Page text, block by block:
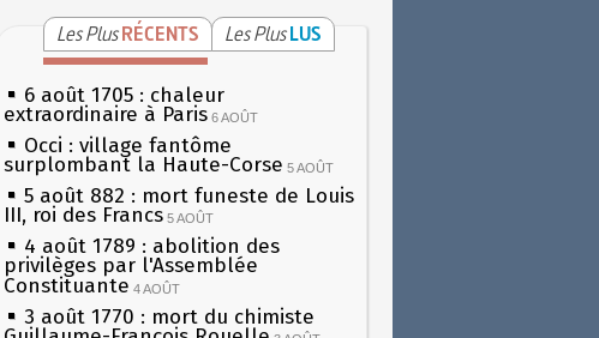
Les Plus RÉCENTS Les Plus LUS
6 août 1705 : chaleur
extraordinaire à Paris 6 AOÛT
Occi : village fantôme
surplombant la Haute-Corse 5 AOÛT
5 août 882 : mort funeste de Louis
III, roi des Francs 5 AOÛT
4 août 1789 : abolition des
privilèges par l'Assemblée
Constituante 4 AOÛT
3 août 1770 : mort du chimiste